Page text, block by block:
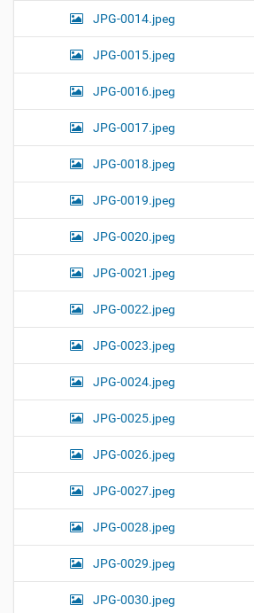
JPG-0014.jpeg
JPG-0015.jpeg
JPG-0016.jpeg
JPG-0017.jpeg
JPG-0018.jpeg
JPG-0019.jpeg
JPG-0020.jpeg
JPG-0021.jpeg
JPG-0022.jpeg
JPG-0023.jpeg
JPG-0024.jpeg
JPG-0025.jpeg
JPG-0026.jpeg
JPG-0027.jpeg
JPG-0028.jpeg
JPG-0029.jpeg
JPG-0030.jpeg